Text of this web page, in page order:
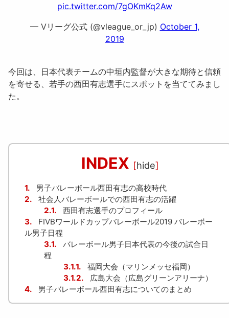
pic.twitter.com/7gOKmKq2Aw
— Vリーグ公式 (@vleague_or_jp) October 1,
2019
今回は、日本代表チームの中垣内監督が大きな期待と信頼
を寄せる、 若手の西田有志選手にスポットを当ててみまし
た。
INDEX [hide]
1.
男子バレーボール西田有志の高校時代
2.
社会人バレーボールでの西田有志の活躍
2.1.
西田有志選手のプロフィール
3.
FIVBワールドカップバレーボール2019 バレーボー
ル男子日程
3.1.
バレーボール男子日本代表の今後の試合日
程
3.1.1.
福岡大会（マリンメッセ福岡）
3.1.2.
広島大会（広島グリーンアリーナ）
4.
男子バレーボール西田有志についてのまとめ